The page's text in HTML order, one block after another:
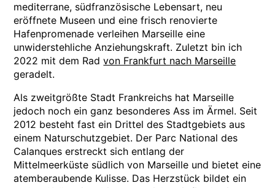
mediterrane, südfranzösische Lebensart, neu
eröffnete Museen und eine frisch renovierte
Hafenpromenade verleihen Marseille eine
unwiderstehliche Anziehungskraft. Zuletzt bin ich
2022 mit dem Radvon Frankfurt nach Marseille
geradelt.
Als zweitgrößte Stadt Frankreichs hat Marseille
jedoch noch ein ganz besonderes Ass im Ärmel. Seit
2012 besteht fast ein Drittel des Stadtgebiets aus
einem Naturschutzgebiet. Der Parc National des
Calanques erstreckt sich entlang der
Mittelmeerküste südlich von Marseille und bietet eine
atemberaubende Kulisse. Das Herzstück bildet ein